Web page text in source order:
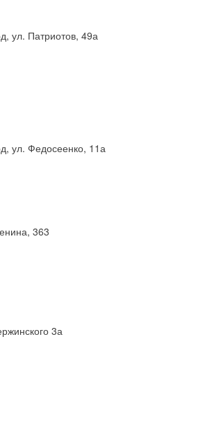
ул. Патриотов, 49а
ул. Федосеенко, 11а
363
3а